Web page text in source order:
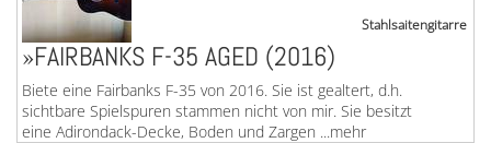
Stahlsaitengitarre
»FAIRBANKS F-35 AGED (2016)
Biete eine Fairbanks F-35 von 2016. Sie ist gealtert, d.h.
sichtbare Spielspuren stammen nicht von mir. Sie besitzt
eine Adirondack-Decke, Boden und Zargen ...mehr